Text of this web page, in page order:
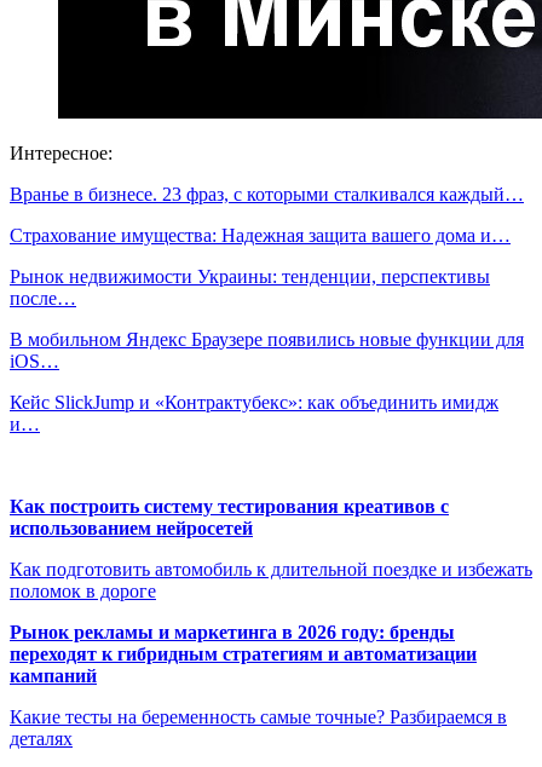
Интересное:
Вранье в бизнесе. 23 фраз, с которыми сталкивался каждый…
Страхование имущества: Надежная защита вашего дома и…
Рынок недвижимости Украины: тенденции, перспективы
после…
В мобильном Яндекс Браузере появились новые функции для
iOS…
Кейс SlickJump и «Контрактубекс»: как объединить имидж
и…
Как построить систему тестирования креативов с
использованием нейросетей
Как подготовить автомобиль к длительной поездке и избежать
поломок в дороге
Рынок рекламы и маркетинга в 2026 году: бренды
переходят к гибридным стратегиям и автоматизации
кампаний
Какие тесты на беременность самые точные? Разбираемся в
деталях